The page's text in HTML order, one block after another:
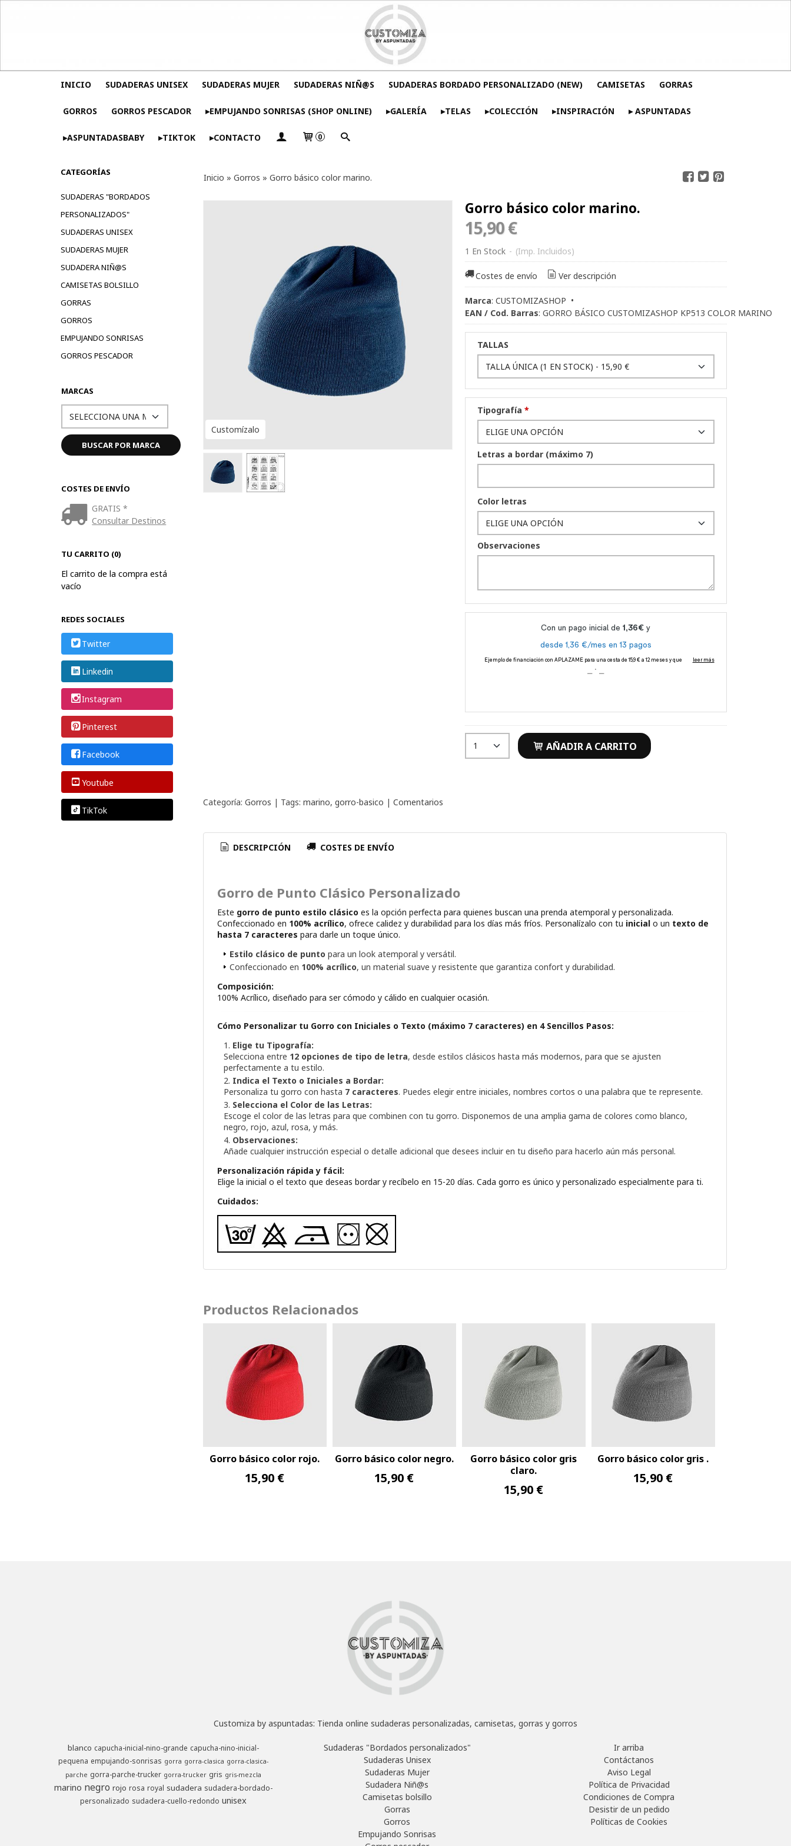
INICIO SUDADERAS UNISEX SUDADERAS MUJER SUDADERAS NIÑ@S SUDADERAS BORDADO PERSONALIZADO (NEW) CAMISETAS GORRAS
GORROS GORROS PESCADOR ▸EMPUJANDO SONRISAS (SHOP ONLINE) ▸GALERÍA ▸TELAS ▸COLECCIÓN ▸INSPIRACIÓN ▸ ASPUNTADAS
▸ASPUNTADASBABY ▸TIKTOK ▸CONTACTO 0
CATEGORÍAS
SUDADERAS "BORDADOS
PERSONALIZADOS"
SUDADERAS UNISEX
SUDADERAS MUJER
SUDADERA NIÑ@S
CAMISETAS BOLSILLO
GORRAS
GORROS
EMPUJANDO SONRISAS
GORROS PESCADOR
MARCAS
COSTES DE ENVÍO
GRATIS *
Consultar Destinos
TU CARRITO (0)
El carrito de la compra está
vacío
REDES SOCIALES
Twitter
Linkedin
Instagram
Pinterest
Facebook
Youtube
TikTok
Inicio » Gorros » Gorro básico color marino.
Customízalo
Gorro básico color marino.
15,90 €
1 En Stock - (Imp. Incluidos)
Costes de envío Ver descripción
Marca: CUSTOMIZASHOP •
EAN / Cod. Barras: GORRO BÁSICO CUSTOMIZASHOP KP513 COLOR MARINO
TALLAS
Tipografía *
Letras a bordar (máximo 7)
Color letras
Observaciones
AÑADIR A CARRITO
Categoría: Gorros | Tags: marino gorro-basico | Comentarios
DESCRIPCIÓN COSTES DE ENVÍO
Gorro de Punto Clásico Personalizado
Este gorro de punto estilo clásico es la opción perfecta para quienes buscan una prenda atemporal y personalizada.
Confeccionado en 100% acrílico, ofrece calidez y durabilidad para los días más fríos. Personalízalo con tu inicial o un texto de
hasta 7 caracteres para darle un toque único.
Estilo clásico de punto para un look atemporal y versátil.
Confeccionado en 100% acrílico, un material suave y resistente que garantiza confort y durabilidad.
Composición:
100% Acrílico, diseñado para ser cómodo y cálido en cualquier ocasión.
Cómo Personalizar tu Gorro con Iniciales o Texto (máximo 7 caracteres) en 4 Sencillos Pasos:
Elige tu Tipografía:
Selecciona entre 12 opciones de tipo de letra, desde estilos clásicos hasta más modernos, para que se ajusten
perfectamente a tu estilo.
Indica el Texto o Iniciales a Bordar:
Personaliza tu gorro con hasta 7 caracteres. Puedes elegir entre iniciales, nombres cortos o una palabra que te represente.
Selecciona el Color de las Letras:
Escoge el color de las letras para que combinen con tu gorro. Disponemos de una amplia gama de colores como blanco,
negro, rojo, azul, rosa, y más.
Observaciones:
Añade cualquier instrucción especial o detalle adicional que desees incluir en tu diseño para hacerlo aún más personal.
Personalización rápida y fácil:
Elige la inicial o el texto que deseas bordar y recíbelo en 15-20 días. Cada gorro es único y personalizado especialmente para ti.
Cuidados:
Productos Relacionados
Gorro básico color rojo.
15,90 €
Gorro básico color negro.
15,90 €
Gorro básico color gris
claro.
15,90 €
Gorro básico color gris .
15,90 €
Customiza by aspuntadas: Tienda online sudaderas personalizadas, camisetas, gorras y gorros
blanco capucha-inicial-nino-grande capucha-nino-inicial-
pequena empujando-sonrisas gorra gorra-clasica gorra-clasica-
parche gorra-parche-trucker gorra-trucker gris gris-mezcla
marino negro rojo rosa royal sudadera sudadera-bordado-
personalizado sudadera-cuello-redondo unisex
Sudaderas "Bordados personalizados"
Sudaderas Unisex
Sudaderas Mujer
Sudadera Niñ@s
Camisetas bolsillo
Gorras
Gorros
Empujando Sonrisas
Ir arriba
Contáctanos
Aviso Legal
Política de Privacidad
Condiciones de Compra
Desistir de un pedido
Políticas de Cookies